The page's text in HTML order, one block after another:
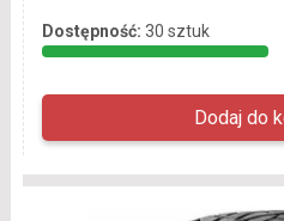
Dostępność: 30 sztuk